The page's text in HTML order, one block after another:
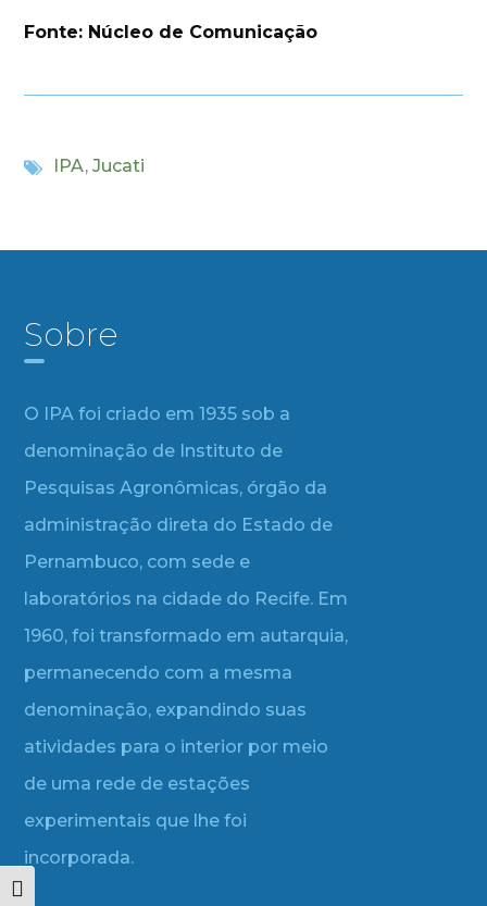
Alternar alto contraste
Fonte: Núcleo de Comunicação
IPA,Jucati
Sobre
O IPA foi criado em 1935 sob a
denominação de Instituto de
Pesquisas Agronômicas, órgão da
administração direta do Estado de
Pernambuco, com sede e
laboratórios na cidade do Recife. Em
1960, foi transformado em autarquia,
permanecendo com a mesma
denominação, expandindo suas
atividades para o interior por meio
de uma rede de estações
experimentais que lhe foi
incorporada.